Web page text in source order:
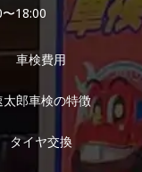
18:00
車検費用
太郎車検の特徴
タイヤ交換